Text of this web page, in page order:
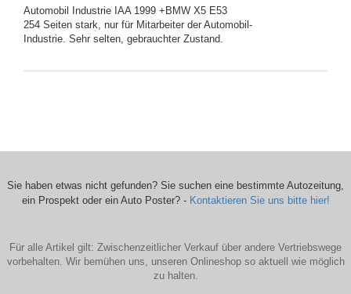
Automobil Industrie IAA 1999 +BMW X5 E53
254 Seiten stark, nur für Mitarbeiter der Automobil-
Industrie. Sehr selten, gebrauchter Zustand.
Sie haben etwas nicht gefunden? Sie suchen eine bestimmte Autozeitung,
ein Prospekt oder ein Auto Poster? - Kontaktieren Sie uns bitte hier!
Für alle Artikel gilt: Zwischenzeitlicher Verkauf über andere Vertriebswege
vorbehalten. Wir bemühen uns, unseren Onlineshop so aktuell wie möglich
zu halten.